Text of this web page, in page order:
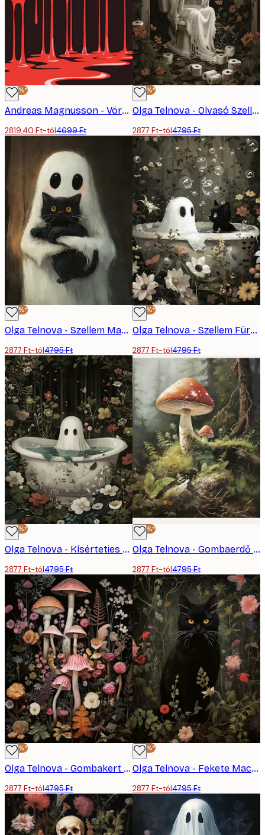
-40%*
Andreas Magnusson - Vörös Csöpögő Sikoly Poszter
2819,40 Ft-tól4699 Ft
-40%*
Olga Telnova - Olvasó Szellem Poszter
2877 Ft-tól4795 Ft
-40%*
Olga Telnova - Szellem Macska Poszter
2877 Ft-tól4795 Ft
-40%*
Olga Telnova - Szellem Fürdőkád Poszter
2877 Ft-tól4795 Ft
-40%*
Olga Telnova - Kísérteties Virágos Fürdő Poszter
2877 Ft-tól4795 Ft
-40%*
Olga Telnova - Gombaerdő Poszter
2877 Ft-tól4795 Ft
-40%*
Olga Telnova - Gombakert Poszter
2877 Ft-tól4795 Ft
-40%*
Olga Telnova - Fekete Macska Poszter
2877 Ft-tól4795 Ft